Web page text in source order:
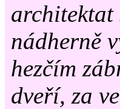
architektat
nádherně
hezčím
dveří, za